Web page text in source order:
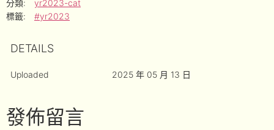
分類:
yr2023-cat
標籤:
#yr2023
DETAILS
Uploaded 2025 年 05 月 13 日
發佈留言